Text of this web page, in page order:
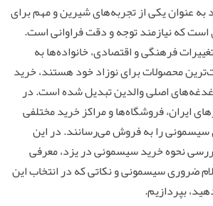
به عنوان یکی از تجربه‌های شیرین و مهم برای
است که نیازمند توجه و دقت فراوانی است.
فرهنگی و اقتصادی، خانواده‌ها به
محصولات برای نوزاد خود هستند، خرید
اصلی والدین تبدیل شده است. در
ایران، فروشگاه‌ها و مراکز خرید مختلفی
سیسمونی را به فروش می‌رسانند. در این
نحوه خرید سیسمونی در یزد، معرفی
ضروری سیسمونی و نکاتی که در انتخاب این
بپردازیم.